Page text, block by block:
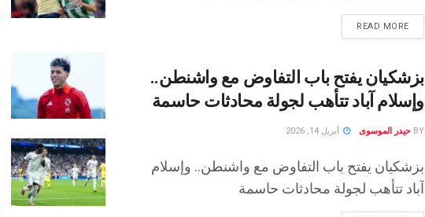
READ MORE
بزشكيان يفتح باب التفاوض مع واشنطن..
وإسلام آباد تتأهب لجولة محادثات حاسمة
BY حيدر الموسوى أبريل 14, 2026
بزشكيان يفتح باب التفاوض مع واشنطن.. وإسلام
آباد تتأهب لجولة محادثات حاسمة